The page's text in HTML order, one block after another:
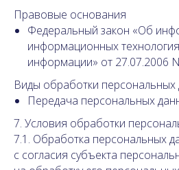
Правовые основания
Федеральный закон «Об
информационных
информации» от 27.07.2006
Виды обработки персональных
Передача персональных
7. Условия обработки
7.1. Обработка персональных
с согласия субъекта